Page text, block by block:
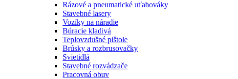
Rázové a pneumatické uťahováky
Stavebné lasery
Vozíky na náradie
Búracie kladivá
Teplovzdušné pištole
Brúsky a rozbrusovačky
Svietidlá
Stavebné rozvádzače
Pracovná obuv